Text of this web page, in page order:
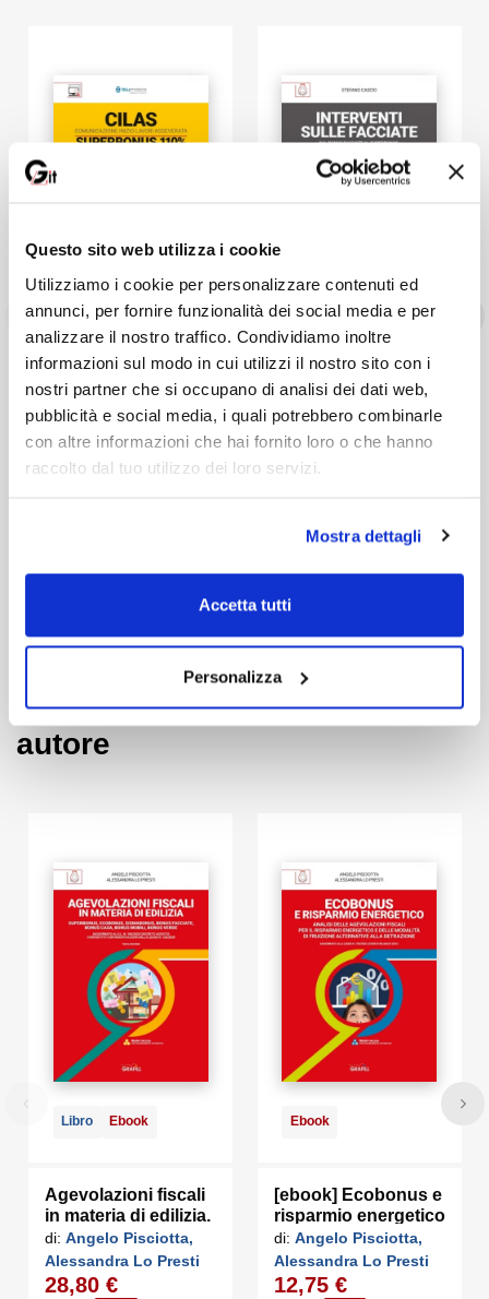
Questo sito web utilizza i cookie
Utilizziamo i cookie per personalizzare contenuti ed
annunci, per fornire funzionalità dei social media e per
analizzare il nostro traffico. Condividiamo inoltre
informazioni sul modo in cui utilizzi il nostro sito con i
nostri partner che si occupano di analisi dei dati web,
pubblicità e social media, i quali potrebbero combinarle
con altre informazioni che hai fornito loro o che hanno
raccolto dal tuo utilizzo dei loro servizi.
Mostra dettagli
Accetta tutti
Personalizza
Formulario degli adempimenti previsti e dei documenti da
compilare per ottenere le agevolazioni fiscali.
Speciale Superbonus 110% – Banca dati sempre
aggiornata consultabile attraverso un motore di ricerca
i provvedimenti attuativi;
le risposte e le risoluzioni dell’Agenzia delle Entrate;
tutti i correttivi e la normativa collegata;
documenti utili.
REQUISITI HARDWARE E SOFTWARE
Qualsiasi dispositivo con MS Windows, Mac OS X, Linux, iOS o
Android; accesso ad internet e browser web con Javascript
attivo; software per la gestione di documenti Office e PDF.
Ebook
Blumatica CILAS
[ebook e software]
di:Blumatica
Vedi
Ebook
[ebook] Interventi
sulle facciate
di:Stefano Cascio
Vedi
3 altri prodotti dello stesso
autore
Libro Ebook
Agevolazioni fiscali
in materia di edilizia.
Ecobonus, Sisma
Bonus, Bonus
Facciate,...
di:Angelo Pisciotta,
Alessandra Lo Presti
28,80 €
Ebook
[ebook] Ecobonus e
risparmio energetico
di: Angelo Pisciotta,
Alessandra Lo Presti
12,75 €